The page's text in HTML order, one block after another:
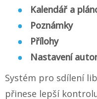
Kalendář a
Poznámky
Přílohy
Nastavení
Systém pro sdílení
přinese lepší